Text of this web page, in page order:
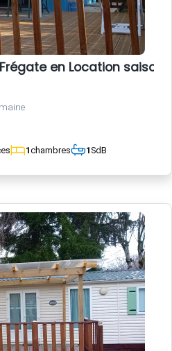
en Location
1chambres 1SdB